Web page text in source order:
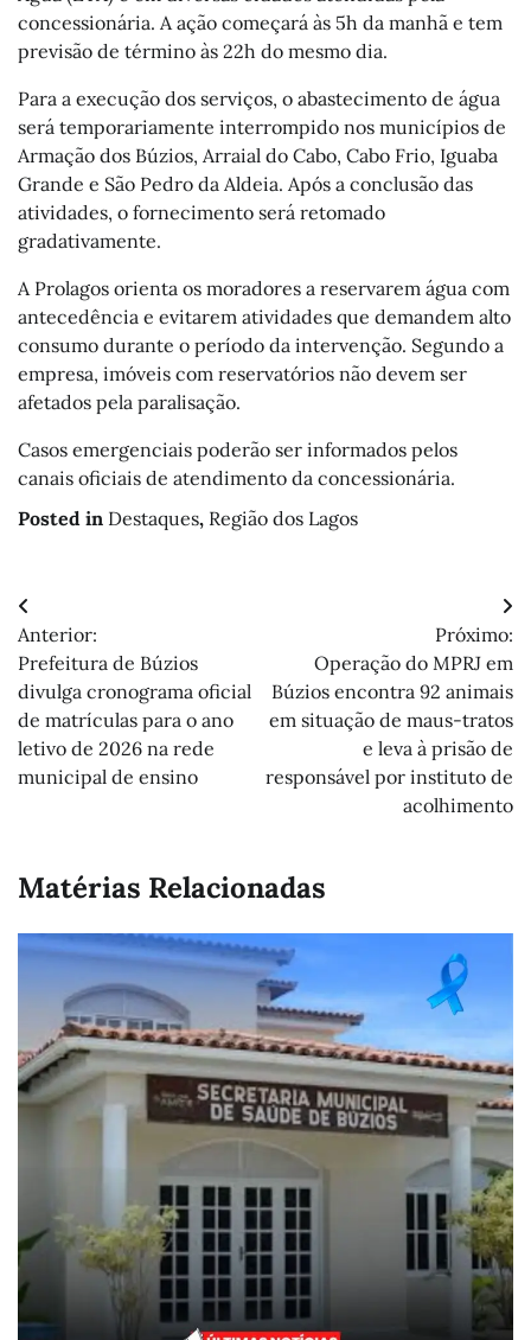
concessionária. A ação começará às 5h da manhã e tem
previsão de término às 22h do mesmo dia.
Para a execução dos serviços, o abastecimento de água
será temporariamente interrompido nos municípios de
Armação dos Búzios, Arraial do Cabo, Cabo Frio, Iguaba
Grande e São Pedro da Aldeia. Após a conclusão das
atividades, o fornecimento será retomado
gradativamente.
A Prolagos orienta os moradores a reservarem água com
antecedência e evitarem atividades que demandem alto
consumo durante o período da intervenção. Segundo a
empresa, imóveis com reservatórios não devem ser
afetados pela paralisação.
Casos emergenciais poderão ser informados pelos
canais oficiais de atendimento da concessionária.
Posted in Destaques, Região dos Lagos
Navegação
de
Post
Anterior:
Prefeitura de Búzios
divulga cronograma oficial
de matrículas para o ano
letivo de 2026 na rede
municipal de ensino
Próximo:
Operação do MPRJ em
Búzios encontra 92 animais
em situação de maus-tratos
e leva à prisão de
responsável por instituto de
acolhimento
Matérias Relacionadas